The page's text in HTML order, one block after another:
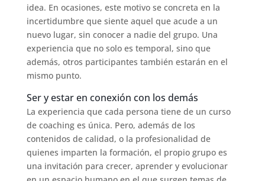
idea. En ocasiones, este motivo se concreta en la
incertidumbre que siente aquel que acude a un
nuevo lugar, sin conocer a nadie del grupo. Una
experiencia que no solo es temporal, sino que
además, otros participantes también estarán en el
mismo punto.
Ser y estar en conexión con los demás
La experiencia que cada persona tiene de un curso
de coaching es única. Pero, además de los
contenidos de calidad, o la profesionalidad de
quienes imparten la formación, el propio grupo es
una invitación para crecer, aprender y evolucionar